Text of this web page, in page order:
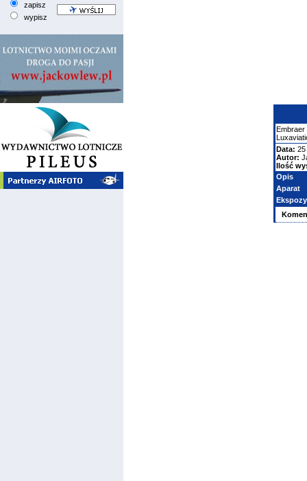
zapisz
wypisz
Embraer
Data: 25
Autor:
Ilość
Opis
Aparat